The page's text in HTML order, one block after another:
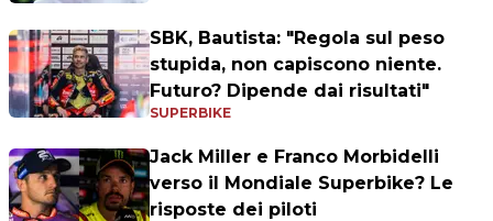
SBK, Bautista: "Regola sul peso
stupida, non capiscono niente.
Futuro? Dipende dai risultati"
SUPERBIKE
Jack Miller e Franco Morbidelli
verso il Mondiale Superbike? Le
risposte dei piloti